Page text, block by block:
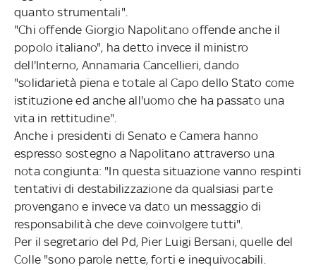
quanto strumentali".
"Chi offende Giorgio Napolitano offende anche il
popolo italiano", ha detto invece il ministro
dell'Interno, Annamaria Cancellieri, dando
"solidarietà piena e totale al Capo dello Stato come
istituzione ed anche all'uomo che ha passato una
vita in rettitudine".
Anche i presidenti di Senato e Camera hanno
espresso sostegno a Napolitano attraverso una
nota congiunta: "In questa situazione vanno respinti
tentativi di destabilizzazione da qualsiasi parte
provengano e invece va dato un messaggio di
responsabilità che deve coinvolgere tutti".
Per il segretario del Pd, Pier Luigi Bersani, quelle del
Colle "sono parole nette, forti e inequivocabili.